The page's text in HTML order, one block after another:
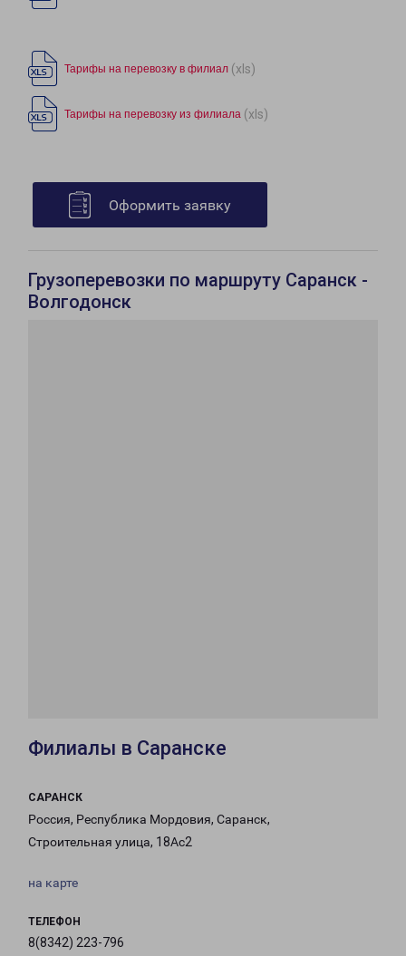
Тарифы на перевозку в филиал (xls)
Тарифы на перевозку из филиала (xls)
Оформить заявку
Грузоперевозки по маршруту Саранск -
Волгодонск
Филиалы в Саранске
САРАНСК
Россия, Республика Мордовия, Саранск,
Строительная улица, 18Ас2
на карте
ТЕЛЕФОН
8(8342) 223-796